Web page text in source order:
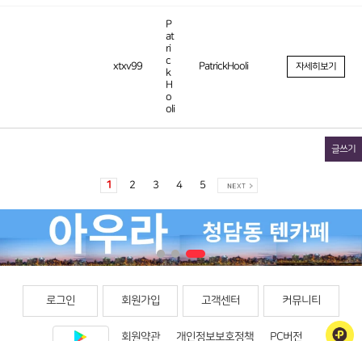
xtxv99
P
at
ri
c
k
H
o
oli
PatrickHooli 자세히보기
글쓰기
1 2 3 4 5
로그인 회원가입 고객센터 커뮤니티
회원약관 개인정보보호정책 PC버전